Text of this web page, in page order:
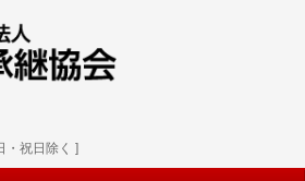
・祝日除く ]